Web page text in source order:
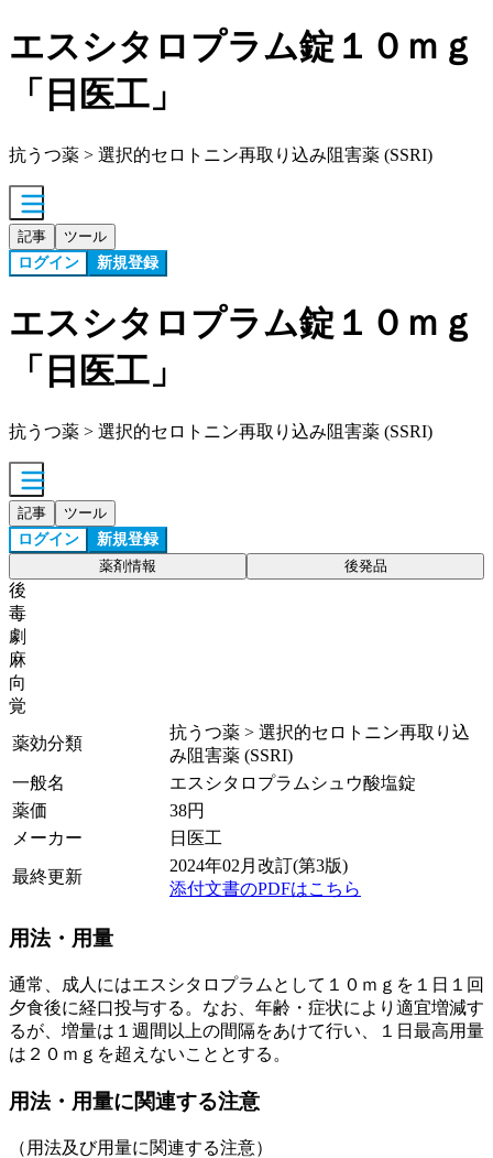
エスシタロプラム錠１０ｍｇ
「日医工」
抗うつ薬 > 選択的セロトニン再取り込み阻害薬 (SSRI)
記事 ツール
ログイン 新規登録
エスシタロプラム錠１０ｍｇ
「日医工」
抗うつ薬 > 選択的セロトニン再取り込み阻害薬 (SSRI)
記事 ツール
ログイン 新規登録
薬剤情報 後発品
後
毒
劇
麻
向
覚
薬効分類
抗うつ薬 > 選択的セロトニン再取り込
み阻害薬 (SSRI)
一般名
エスシタロプラムシュウ酸塩錠
薬価
38円
メーカー
日医工
最終更新
2024年02月改訂(第3版)
添付文書のPDFはこちら
用法・用量
通常、成人にはエスシタロプラムとして１０ｍｇを１日１回
夕食後に経口投与する。なお、年齢・症状により適宜増減す
るが、増量は１週間以上の間隔をあけて行い、１日最高用量
は２０ｍｇを超えないこととする。
用法・用量に関連する注意
（用法及び用量に関連する注意）